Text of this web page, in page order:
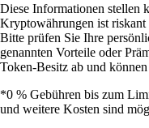
Diese Informationen stellen
Kryptowährungen ist
Bitte prüfen Sie Ihre
genannten Vorteile oder
Token-Besitz ab und
*0 % Gebühren bis zum
und weitere Kosten sind